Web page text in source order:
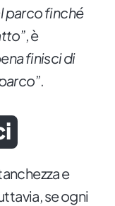
parco finché
”, è
finisci di
”.
e
se ogni